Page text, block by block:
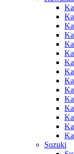
Suzuki